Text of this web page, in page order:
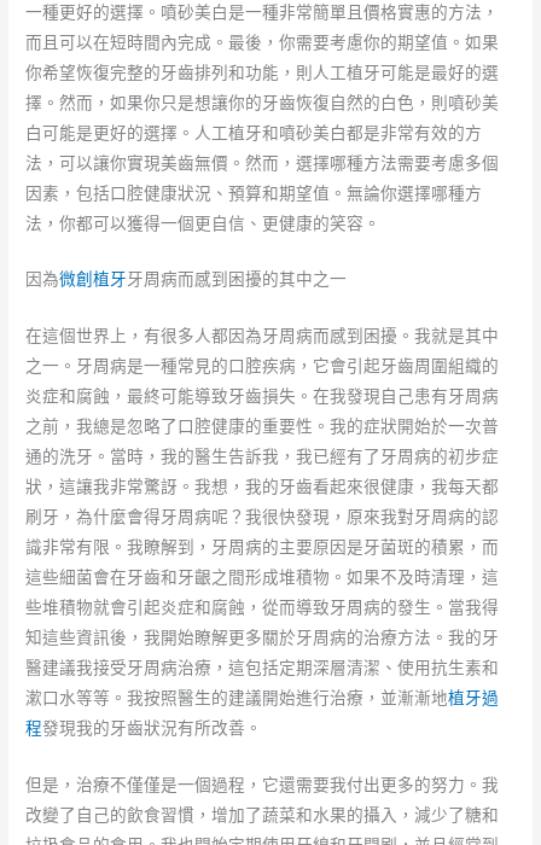
一種更好的選擇。噴砂美白是一種非常簡單且價格實惠的方法，
而且可以在短時間內完成。最後，你需要考慮你的期望值。如果
你希望恢復完整的牙齒排列和功能，則人工植牙可能是最好的選
擇。然而，如果你只是想讓你的牙齒恢復自然的白色，則噴砂美
白可能是更好的選擇。人工植牙和噴砂美白都是非常有效的方
法，可以讓你實現美齒無價。然而，選擇哪種方法需要考慮多個
因素，包括口腔健康狀況、預算和期望值。無論你選擇哪種方
法，你都可以獲得一個更自信、更健康的笑容。
因為微創植牙牙周病而感到困擾的其中之一
在這個世界上，有很多人都因為牙周病而感到困擾。我就是其中
之一。牙周病是一種常見的口腔疾病，它會引起牙齒周圍組織的
炎症和腐蝕，最終可能導致牙齒損失。在我發現自己患有牙周病
之前，我總是忽略了口腔健康的重要性。我的症狀開始於一次普
通的洗牙。當時，我的醫生告訴我，我已經有了牙周病的初步症
狀，這讓我非常驚訝。我想，我的牙齒看起來很健康，我每天都
刷牙，為什麼會得牙周病呢？我很快發現，原來我對牙周病的認
識非常有限。我瞭解到，牙周病的主要原因是牙菌斑的積累，而
這些細菌會在牙齒和牙齦之間形成堆積物。如果不及時清理，這
些堆積物就會引起炎症和腐蝕，從而導致牙周病的發生。當我得
知這些資訊後，我開始瞭解更多關於牙周病的治療方法。我的牙
醫建議我接受牙周病治療，這包括定期深層清潔、使用抗生素和
漱口水等等。我按照醫生的建議開始進行治療，並漸漸地植牙過
程發現我的牙齒狀況有所改善。
但是，治療不僅僅是一個過程，它還需要我付出更多的努力。我
改變了自己的飲食習慣，增加了蔬菜和水果的攝入，減少了糖和